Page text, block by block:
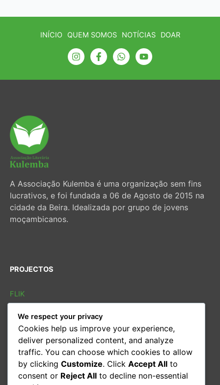
INÍCIO QUEM SOMOS NOTÍCIAS DOAR
A Associação Kulemba é uma organização sem fins
lucrativos, e foi fundada a 06 de Agosto de 2015 na
cidade da Beira. Idealizada por grupo de jovens
moçambicanos.
PROJECTOS
FLIK
FLIB
SOLETRAS
Sarau cultural
Conversas
Oficina de leitura
CONTACTOS
We respect your privacy
Cookies help us improve your experience,
deliver personalized content, and analyze
traffic. You can choose which cookies to allow
by clicking Customize. Click Accept All to
consent or Reject All to decline non-essential